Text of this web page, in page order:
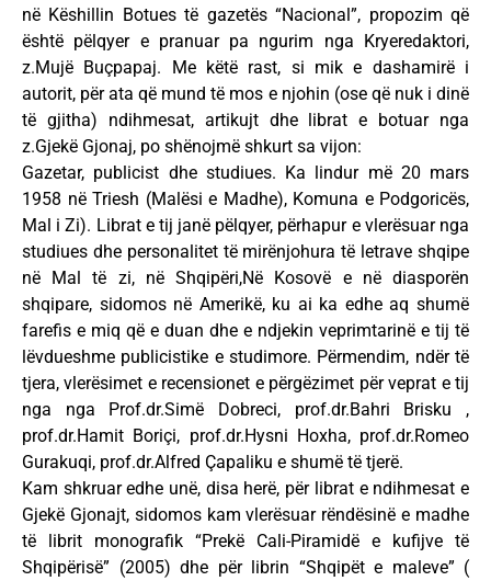
në Këshillin Botues të gazetës “Nacional”, propozim që
është pëlqyer e pranuar pa ngurim nga Kryeredaktori,
z.Mujë Buçpapaj. Me këtë rast, si mik e dashamirë i
autorit, për ata që mund të mos e njohin (ose që nuk i dinë
të gjitha) ndihmesat, artikujt dhe librat e botuar nga
z.Gjekë Gjonaj, po shënojmë shkurt sa vijon:
Gazetar, publicist dhe studiues. Ka lindur më 20 mars
1958 në Triesh (Malësi e Madhe), Komuna e Podgoricës,
Mal i Zi). Librat e tij janë pëlqyer, përhapur e vlerësuar nga
studiues dhe personalitet të mirënjohura të letrave shqipe
në Mal të zi, në Shqipëri,Në Kosovë e në diasporën
shqipare, sidomos në Amerikë, ku ai ka edhe aq shumë
farefis e miq që e duan dhe e ndjekin veprimtarinë e tij të
lëvdueshme publicistike e studimore. Përmendim, ndër të
tjera, vlerësimet e recensionet e përgëzimet për veprat e tij
nga nga Prof.dr.Simë Dobreci, prof.dr.Bahri Brisku ,
prof.dr.Hamit Boriçi, prof.dr.Hysni Hoxha, prof.dr.Romeo
Gurakuqi, prof.dr.Alfred Çapaliku e shumë të tjerë.
Kam shkruar edhe unë, disa herë, për librat e ndihmesat e
Gjekë Gjonajt, sidomos kam vlerësuar rëndësinë e madhe
të librit monografik “Prekë Cali-Piramidë e kufijve të
Shqipërisë” (2005) dhe për librin “Shqipët e maleve” (